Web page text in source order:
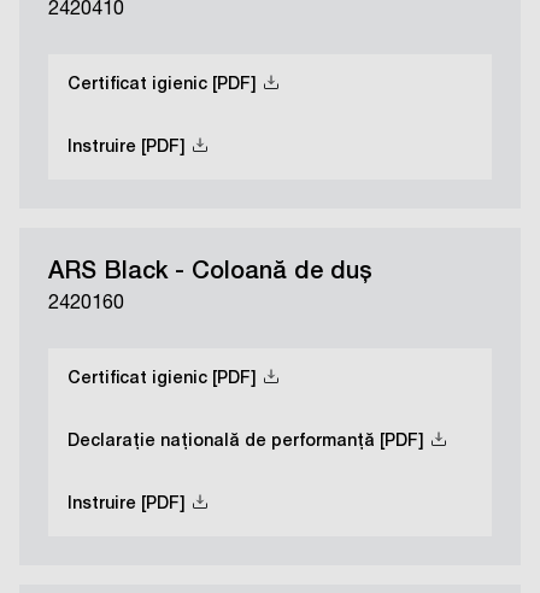
2420410
Certificat igienic [PDF]
Instruire [PDF]
ARS Black - Coloană de duș
2420160
Certificat igienic [PDF]
Declarație națională de performanță [PDF]
Instruire [PDF]